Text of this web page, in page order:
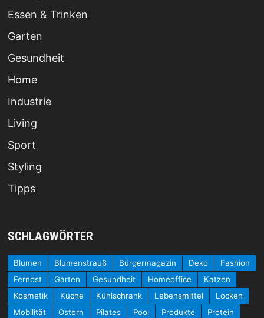
Essen & Trinken
Garten
Gesundheit
Home
Industrie
Living
Sport
Styling
Tipps
SCHLAGWÖRTER
Blumen Blumenstrauß Bürgermagazin Deko
Fashion
Fernost
Garten Gesundheit Homeoffice
Katzen
Kosmetik
Küche Kühlschrank Lebensmittel
Locken
Mobilität
Ostern Pilates Pool Produkte
Protein